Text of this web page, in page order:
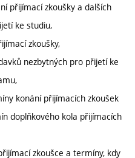
přijímací zkoušky a dalších
ke studiu,
zkoušky,
nezbytných pro přijetí ke
konání přijímacích zkoušek
doplňkového kola přijímacích
zkoušce a termíny, kdy